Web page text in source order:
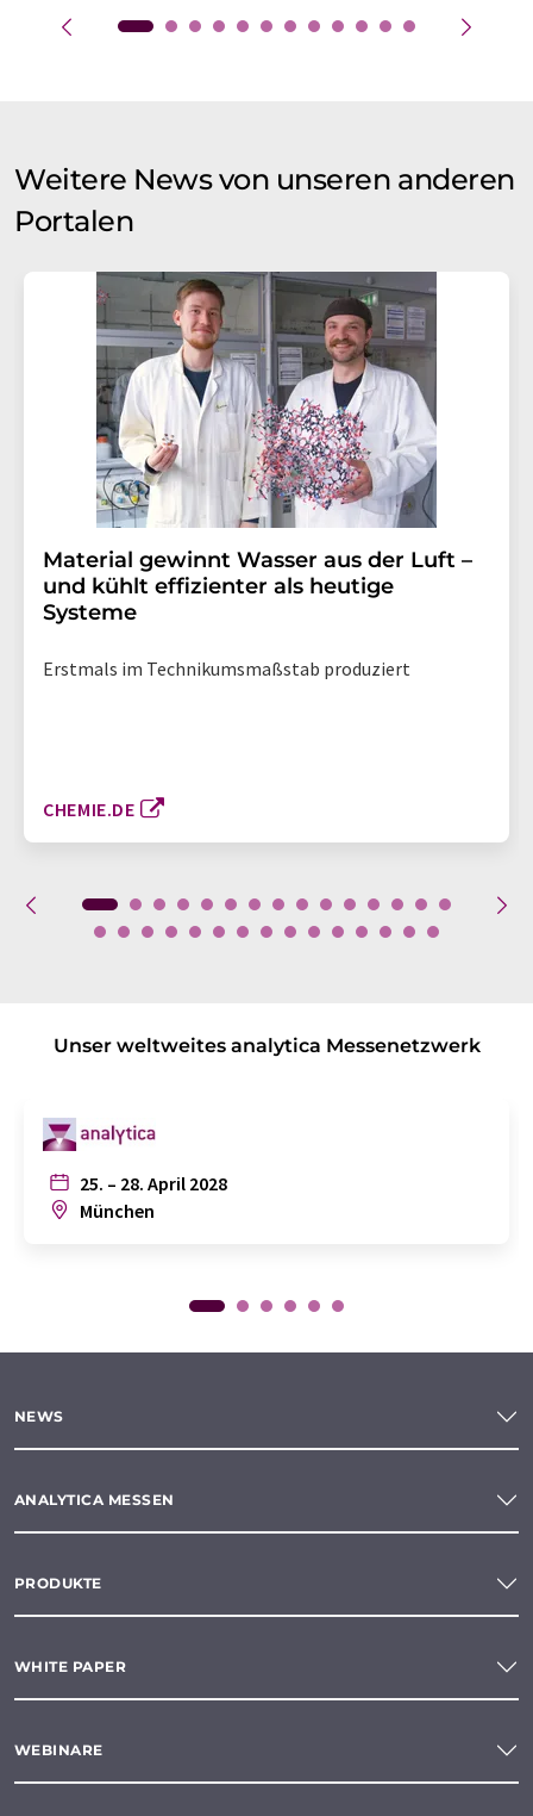
Weitere News von unseren anderen
Portalen
Material gewinnt Wasser aus der Luft –
und kühlt effizienter als heutige
Systeme
Erstmals im Technikumsmaßstab produziert
CHEMIE.DE
Unser weltweites analytica Messenetzwerk
25. – 28. April 2028
München
NEWS
ANALYTICA MESSEN
PRODUKTE
WHITE PAPER
WEBINARE